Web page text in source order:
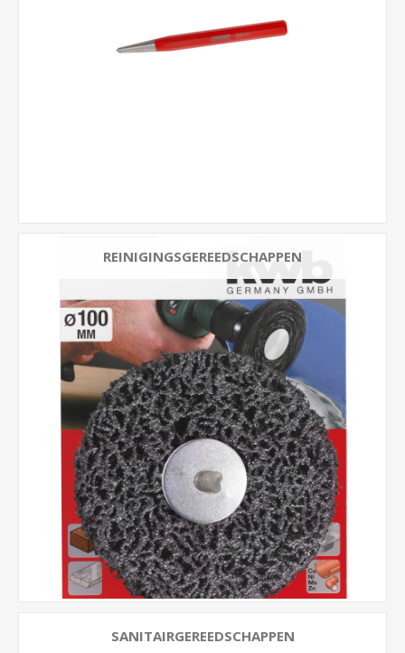
REINIGINGSGEREEDSCHAPPEN
SANITAIRGEREEDSCHAPPEN